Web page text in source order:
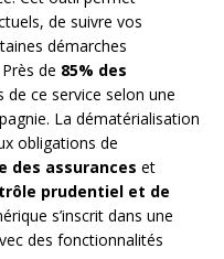
de suivre vos
démarches
de 85% des
ce service selon une
La dématérialisation
obligations de
des assurances et
prudentiel et de
s’inscrit dans une
des fonctionnalités